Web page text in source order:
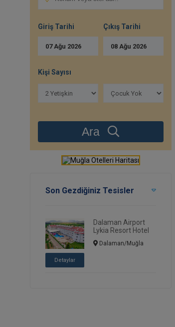
Giriş Tarihi
07Ağu 2026
Çıkış Tarihi
08Ağu 2026
Kişi Sayısı
Ara
Son Gezdiğiniz Tesisler
Detaylar
Dalaman Airport
Lykia Resort Hotel
Dalaman/Muğla